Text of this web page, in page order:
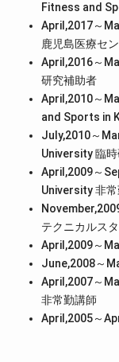
Fitness and
April,2017～
鹿児島医療セ
April,2016～
研究補助者
April,2010～
and Sports in
July,2010～
University 臨
April,2009～
University 非
テクニカルス
April,2009～
June,2008～
April,2007～
非常勤講師
April,2005～